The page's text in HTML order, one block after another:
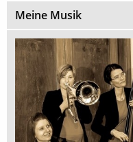
Meine Musik